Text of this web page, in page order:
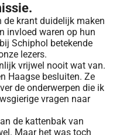
de krant duidelijk maken
invloed waren op hun
Schiphol betekende
lezers.
vrijwel nooit wat van.
Haagse besluiten. Ze
de onderwerpen die ik
vragen naar
de kattenbak van
Maar het was toch